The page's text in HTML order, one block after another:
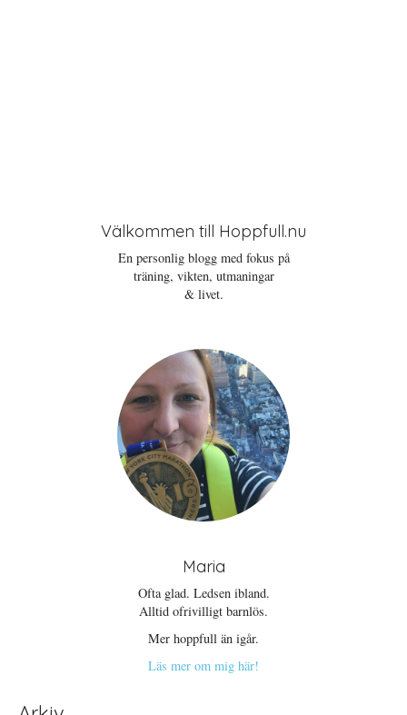
Välkommen till Hoppfull.nu
En personlig blogg med fokus på
träning, vikten, utmaningar
& livet.
Maria
Ofta glad. Ledsen ibland.
Alltid ofrivilligt barnlös.
Mer hoppfull än igår.
Läs mer om mig här!